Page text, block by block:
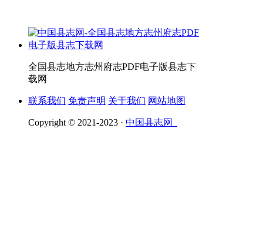
全国县志地方志州府志PDF电子版县志下
载网
联系我们 免责声明 关于我们 网站地图
Copyright © 2021-2023 · 中国县志网